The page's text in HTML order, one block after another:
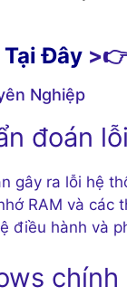
Đây
Nghiệp
đoán
gây ra lỗi hệ
RAM và các
điều hành và
chính